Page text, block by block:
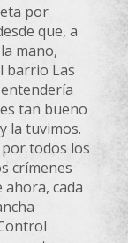
por
que, a
mano,
barrio Las
tan bueno
la tuvimos.
todos los
crímenes
cada